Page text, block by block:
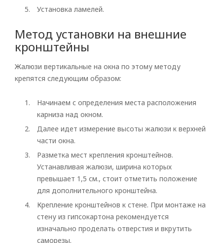
Рулонные
Горизонтальные
Вертикальные
Установка ламелей.
Метод установки на внешние
кронштейны
Жалюзи вертикальные на окна по этому методу
крепятся следующим образом:
Начинаем с определения места расположения
карниза над окном.
Далее идет измерение высоты жалюзи к верхней
части окна.
Разметка мест крепления кронштейнов.
Устанавливая жалюзи, ширина которых
превышает 1,5 см., стоит отметить положение
для дополнительного кронштейна.
Крепление кронштейнов к стене. При монтаже на
стену из гипсокартона рекомендуется
изначально проделать отверстия и вкрутить
саморезы.